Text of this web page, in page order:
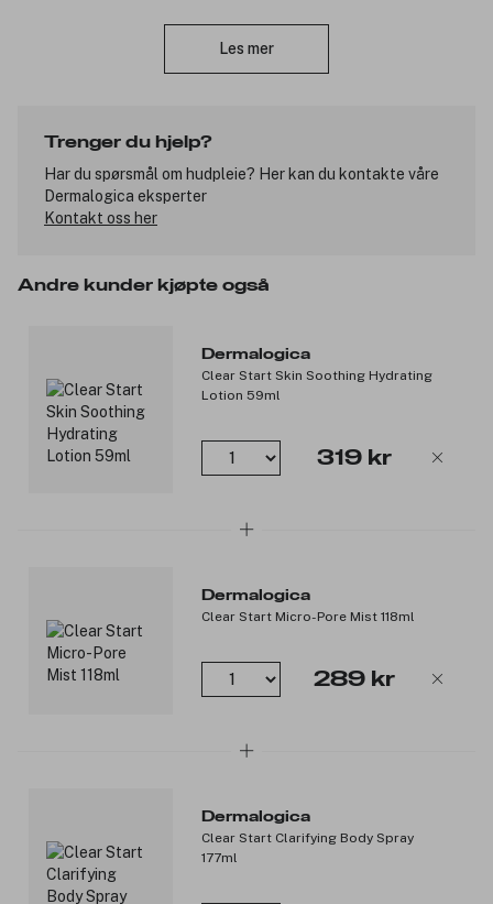
Består av 8 botaniske ekstrakter inkludert olivenblad, afrikansk
Clear Start-produktene kunstige farger, parfyme eller
mineraloljer. Produktet er vegansk og cruelty-free. Klikk deg inn
på clearstart.com og lær mer om huden din og om Clear Start.
Unngå å få produktet i øynene.
Oppbevares utilgjengelig for barn.
Produktnummer:3048104
Les mer
Trenger du hjelp?
Har du spørsmål om hudpleie? Her kan du kontakte våre
Dermalogica eksperter
Kontakt oss her
Andre kunder kjøpte også
Dermalogica
Clear Start Skin Soothing Hydrating
Lotion 59ml
319 kr
Dermalogica
Clear Start Micro-Pore Mist 118ml
289 kr
Dermalogica
Clear Start Clarifying Body Spray
177ml